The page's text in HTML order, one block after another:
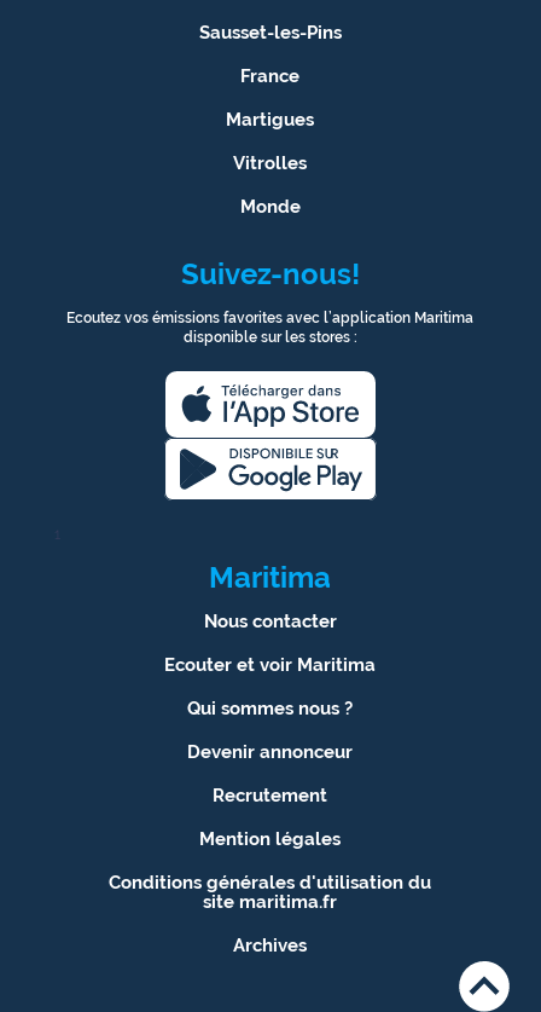
Sausset-les-Pins
France
Martigues
Vitrolles
Monde
Suivez-nous!
Ecoutez vos émissions favorites avec l’application Maritima
disponible sur les stores :
1
Maritima
Nous contacter
Ecouter et voir Maritima
Qui sommes nous ?
Devenir annonceur
Recrutement
Mention légales
Conditions générales d'utilisation du
site maritima.fr
Archives